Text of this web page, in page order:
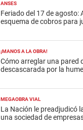
ANSES
Feriado del 17 de agosto:
esquema de cobros para
¡MANOS A LA OBRA!
Cómo arreglar una pared
descascarada por la
MEGAOBRA VIAL
La Nación le preadjudicó
una sociedad de